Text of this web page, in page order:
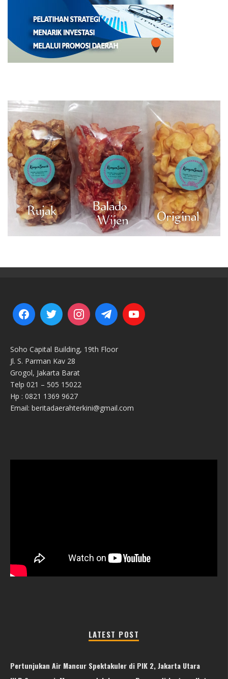
Soho Capital Building, 19th Floor
Jl. S. Parman Kav 28
Grogol, Jakarta Barat
Telp 021 – 505 15022
Hp : 0821 1369 9627
Email: beritadaerahterkini@gmail.com
LATEST POST
Pertunjukan Air Mancur Spektakuler di PIK 2, Jakarta Utara